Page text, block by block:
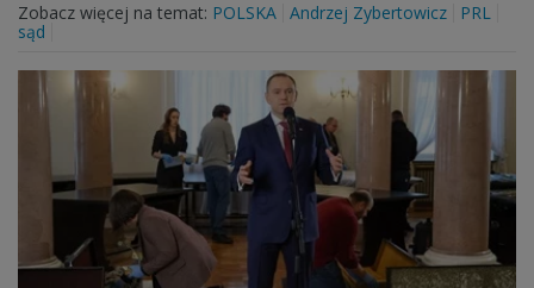
Zobacz więcej na temat: POLSKA Andrzej Zybertowicz
PRL
sąd